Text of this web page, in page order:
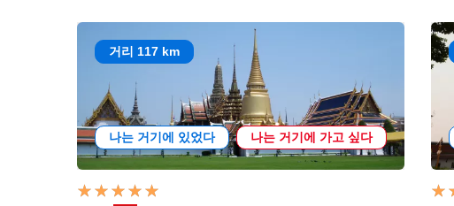
거리 117 km
나는 거기에 있었다 나는 거기에 가고 싶다